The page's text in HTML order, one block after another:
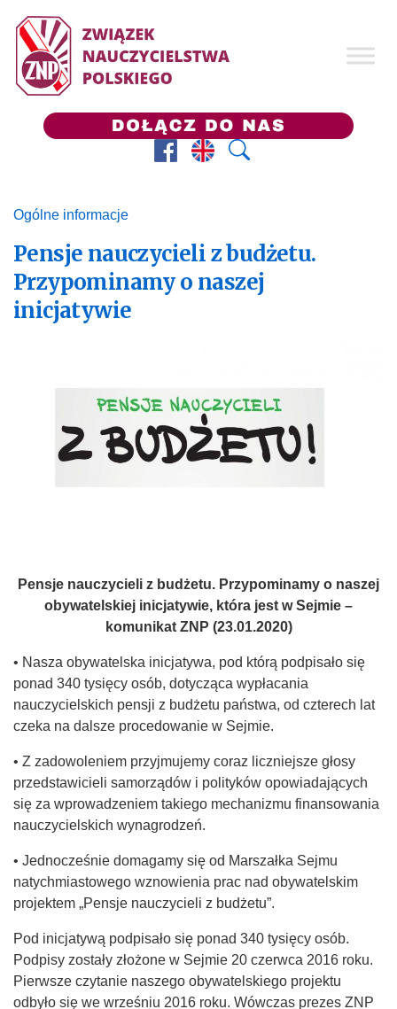
FacebookPrezes ZNP
Wyszukaj
Ogólne informacje
Pensje nauczycieli z budżetu.
Przypominamy o naszej
inicjatywie
Pensje nauczycieli z budżetu. Przypominamy o naszej
obywatelskiej inicjatywie, która jest w Sejmie –
komunikat ZNP (23.01.2020)
• Nasza obywatelska inicjatywa, pod którą podpisało się
ponad 340 tysięcy osób, dotycząca wypłacania
nauczycielskich pensji z budżetu państwa, od czterech lat
czeka na dalsze procedowanie w Sejmie.
• Z zadowoleniem przyjmujemy coraz liczniejsze głosy
przedstawicieli samorządów i polityków opowiadających
się za wprowadzeniem takiego mechanizmu finansowania
nauczycielskich wynagrodzeń.
• Jednocześnie domagamy się od Marszałka Sejmu
natychmiastowego wznowienia prac nad obywatelskim
projektem „Pensje nauczycieli z budżetu”.
Pod inicjatywą podpisało się ponad 340 tysięcy osób.
Podpisy zostały złożone w Sejmie 20 czerwca 2016 roku.
Pierwsze czytanie naszego obywatelskiego projektu
odbyło się we wrześniu 2016 roku. Wówczas prezes ZNP